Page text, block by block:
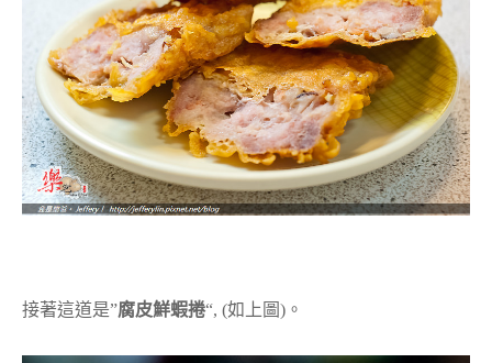
接著這道是”腐皮鮮蝦捲“, (如上圖)。